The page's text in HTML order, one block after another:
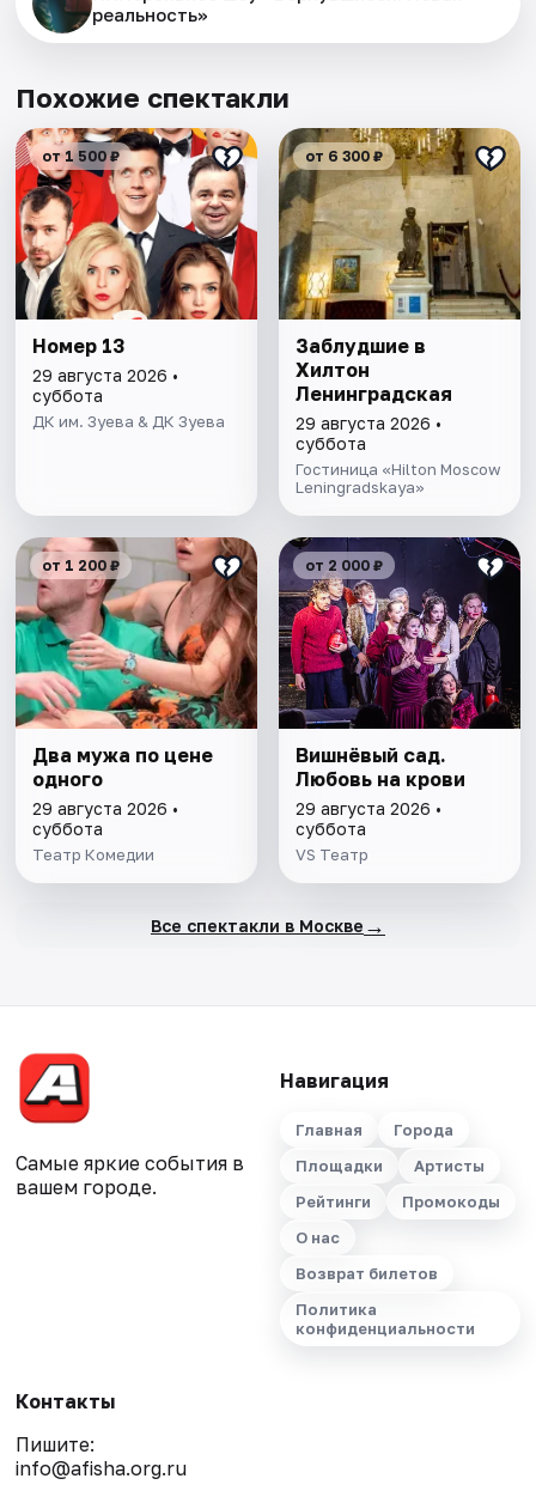
реальность»
Похожие спектакли
от 1 500 ₽
Номер 13
29 августа 2026 •
суббота
ДК им. Зуева & ДК Зуева
от 6 300 ₽
Заблудшие в
Хилтон
Ленинградская
29 августа 2026 •
суббота
Гостиница «Hilton Moscow
Leningradskaya»
от 1 200 ₽
Два мужа по цене
одного
29 августа 2026 •
суббота
Театр Комедии
от 2 000 ₽
Вишнёвый сад.
Любовь на крови
29 августа 2026 •
суббота
VS Театр
Все спектакли в Москве →
Самые яркие события в
вашем городе.
Навигация
Главная
Города
Площадки
Артисты
Рейтинги
Промокоды
О нас
Возврат билетов
Политика
конфиденциальности
Контакты
Пишите:
info@afisha.org.ru